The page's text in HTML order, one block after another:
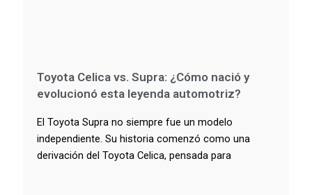
Toyota Celica vs. Supra: ¿Cómo nació y
evolucionó esta leyenda automotriz?
El Toyota Supra no siempre fue un modelo
independiente. Su historia comenzó como una
derivación del Toyota Celica, pensada para